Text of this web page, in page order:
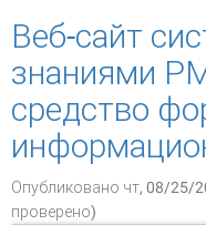
Веб-сайт
знаниями
средство
Опубликовано чт, 08/25/
проверено)